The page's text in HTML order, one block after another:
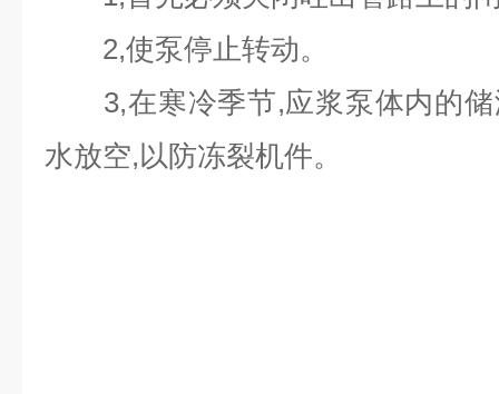
2,使泵停止转动。
3,在寒冷季节,应浆泵体内的储
水放空,以防冻裂机件。